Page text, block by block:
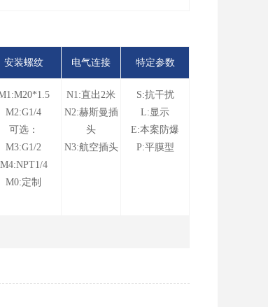
安装螺纹 电气连接 特定参数
M2:G1/4
可选：
M3:G1/2
M4:NPT1/4
M0:定制
N1:直出2米
N2:赫斯曼插
头
N3:航空插头
S:抗干扰
L:显示
E:本案防爆
P:平膜型